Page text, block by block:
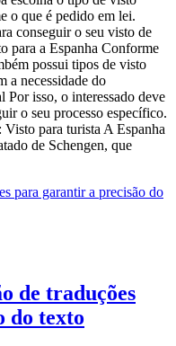
o que é pedido em lei.
conseguir o seu visto de
para a Espanha Conforme
possui tipos de visto
a necessidade do
Por isso, o interessado deve
o seu processo específico.
para turista A Espanha
de Schengen, que
de traduções
do texto